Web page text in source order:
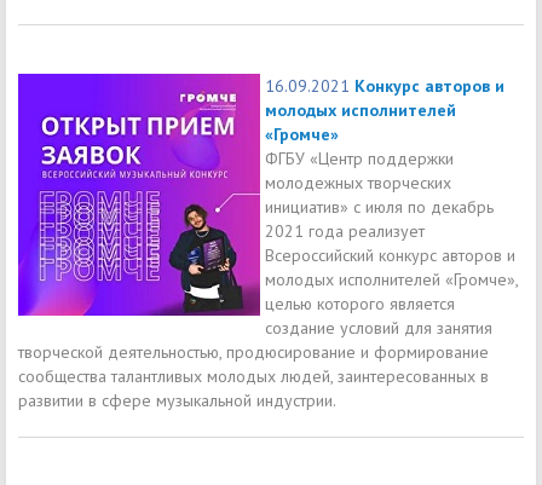
16.09.2021 Конкурс авторов и
молодых исполнителей
«Громче»
ФГБУ «Центр поддержки
молодежных творческих
инициатив» с июля по декабрь
2021 года реализует
Всероссийский конкурс авторов и
молодых исполнителей «Громче»,
целью которого является
создание условий для занятия
творческой деятельностью, продюсирование и формирование
сообщества талантливых молодых людей, заинтересованных в
развитии в сфере музыкальной индустрии.